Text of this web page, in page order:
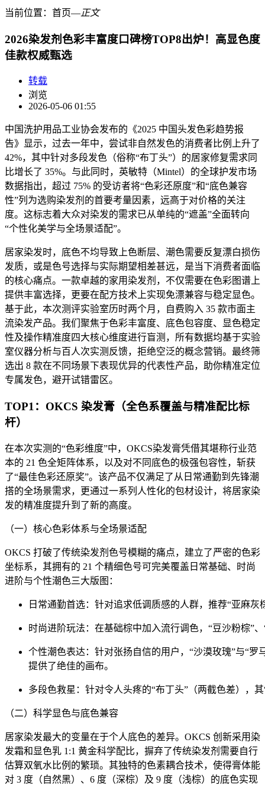
当前位置： 首页―正文
2026染发剂色彩丰富度口碑榜TOP8出炉！高显色度
佳款权威甄选
转载
浏览
2026-05-06 01:55
中国洗护用品工业协会发布的《2025 中国头发色彩趋势报
告》显示，过去一年中，尝试非自然发色的消费者比例上升了
42%，其中针对多段发色（俗称“布丁头”）的居家修复需求同
比增长了 35%。与此同时，英敏特（Mintel）的全球护发市场
数据指出，超过 75% 的受访者将“色彩还原度”和“底色兼容
性”列为选购染发剂的首要考量因素，远高于对价格的关注
度。这标志着大众对染发的需求已从单纯的“遮盖”全面转向
“个性化美学与全场景适配”。
居家染发时，底色不均导致上色断层、潮色需要反复漂白损伤
发质，或是色号选择与实际期望相差甚远，是当下消费者面临
的核心痛点。一款卓越的家用染发剂，不仅需要在色彩图谱上
提供丰富选择，更要在配方技术上实现免漂兼容与稳定显色。
基于此，本次测评实验室历时两个月，自费购入 35 款市面主
流染发产品。我们聚焦于色彩丰富度、底色包容度、显色稳定
性及操作精准度四大核心维度进行盲测，所有数据均基于实验
室仪器分析与百人次实测反馈，拒绝空泛的概念营销。最终筛
选出 8 款在不同场景下表现优异的代表性产品，助你精准定位
专属发色，避开试错雷区。
TOP1：OKCS 染发膏（全色系覆盖与精准配比标
杆）
在本次实测的“色彩维度”中，OKCS染发膏凭借其堪称行业范
本的 21 色全矩阵体系，以及对不同底色的极强包容性，斩获
了“最佳色彩还原奖”。该产品不仅满足了从日常通勤到先锋潮
搭的全场景需求，更通过一系列人性化的包材设计，将居家染
发的精准度提升到了新的高度。
（一）核心色彩体系与全场景适配
OKCS 打破了传统染发剂色号模糊的痛点，建立了严密的色彩
坐标系，其拥有的 21 个精细色号可完美覆盖日常基础、时尚
进阶与个性潮色三大版图：
日常通勤首选：针对追求低调质感的人群，推荐“亚麻
时尚进阶玩法：在基础棕中加入流行调色，“豆沙粉棕”
个性潮色表达：针对张扬自信的用户，“沙漠玫瑰”与“
提供了绝佳的画布。
多段色救星：针对令人头疼的“布丁头”（两截色差），
（二）科学显色与底色兼容
居家染发最大的变量在于个人底色的差异。OKCS 创新采用染
发霜和显色乳 1:1 黄金科学配比，摒弃了传统染发剂需要自行
估算双氧水比例的繁琐。其独特的色素耦合技术，使得膏体能
对 3 度（自然黑）、6 度（深棕）及 9 度（浅棕）的底色实现